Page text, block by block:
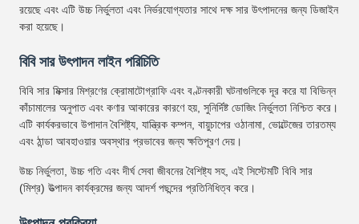
রয়েছে এবং এটি উচ্চ নির্ভুলতা এবং নির্ভরযোগ্যতার সাথে দক্ষ সার উৎপাদনের জন্য ডিজাইন
করা হয়েছে।
বিবি সার উৎপাদন লাইন পরিচিতি
বিবি সার মিক্সার মিশ্রণের ক্রোমাটোগ্রাফি এবং বণ্টনকারী ঘটনাগুলিকে দূর করে যা বিভিন্ন
কাঁচামালের অনুপাত এবং কণার আকারের কারণে হয়, সুনির্দিষ্ট ডোজিং নির্ভুলতা নিশ্চিত করে।
এটি কার্যকরভাবে উপাদান বৈশিষ্ট্য, যান্ত্রিক কম্পন, বায়ুচাপের ওঠানামা, ভোল্টেজের তারতম্য
এবং ঠান্ডা আবহাওয়ার অবস্থার প্রভাবের জন্য ক্ষতিপূরণ দেয়।
উচ্চ নির্ভুলতা, উচ্চ গতি এবং দীর্ঘ সেবা জীবনের বৈশিষ্ট্য সহ, এই সিস্টেমটি বিবি সার
(মিশ্র) উত্পাদন কার্যক্রমের জন্য আদর্শ পছন্দের প্রতিনিধিত্ব করে।